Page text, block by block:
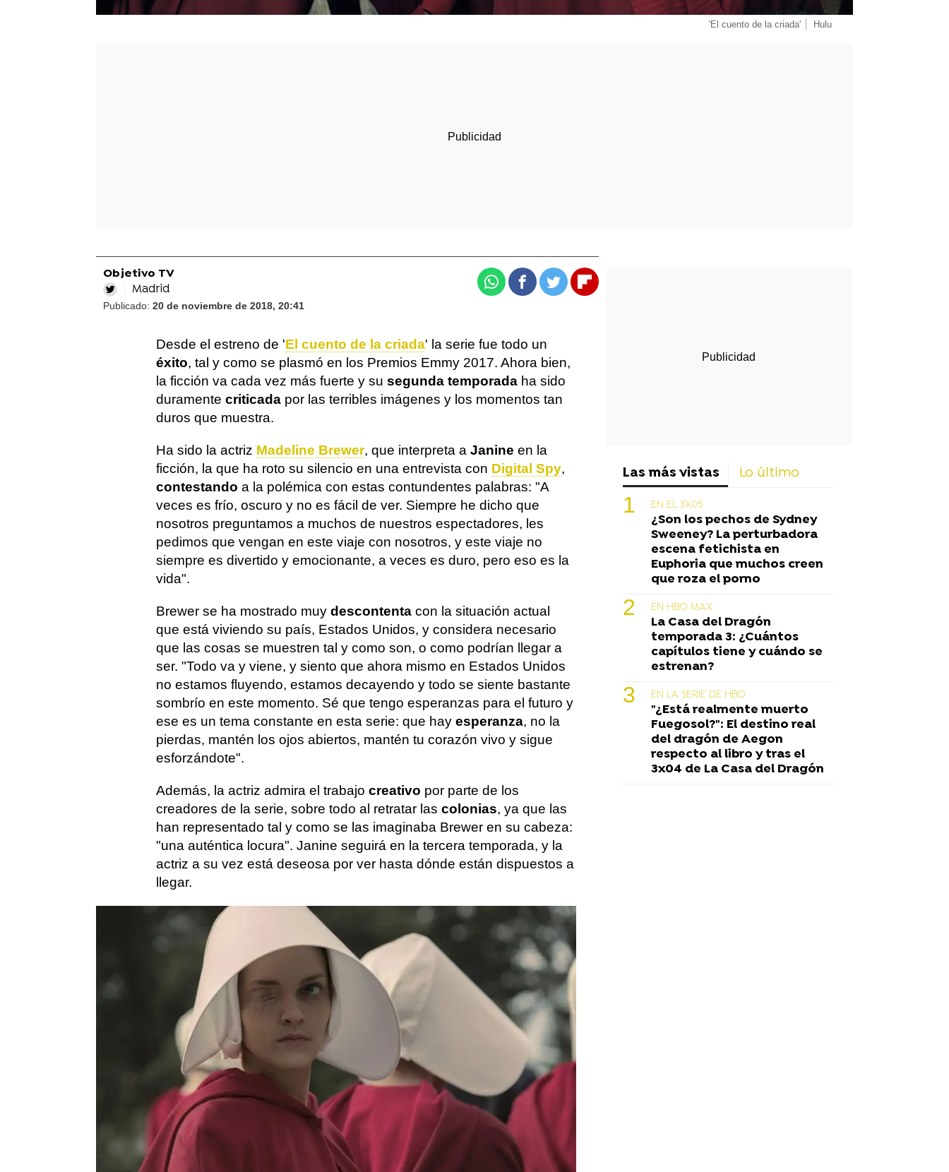
'El cuento de la criada' Hulu
Objetivo TV
Madrid
Publicado: 20 de noviembre de 2018, 20:41
WhatsappFacebook
TwitterFlipboard
Desde el estreno de 'El cuento de la criada' la serie fue todo un
éxito, tal y como se plasmó en los Premios Emmy 2017. Ahora bien,
la ficción va cada vez más fuerte y su segunda temporada ha sido
duramente criticada por las terribles imágenes y los momentos tan
duros que muestra.
Ha sido la actriz Madeline Brewer, que interpreta a Janine en la
ficción, la que ha roto su silencio en una entrevista con Digital Spy,
contestando a la polémica con estas contundentes palabras: "A
veces es frío, oscuro y no es fácil de ver. Siempre he dicho que
nosotros preguntamos a muchos de nuestros espectadores, les
pedimos que vengan en este viaje con nosotros, y este viaje no
siempre es divertido y emocionante, a veces es duro, pero eso es la
vida".
Brewer se ha mostrado muy descontenta con la situación actual
que está viviendo su país, Estados Unidos, y considera necesario
que las cosas se muestren tal y como son, o como podrían llegar a
ser. "Todo va y viene, y siento que ahora mismo en Estados Unidos
no estamos fluyendo, estamos decayendo y todo se siente bastante
sombrío en este momento. Sé que tengo esperanzas para el futuro y
ese es un tema constante en esta serie: que hay esperanza, no la
pierdas, mantén los ojos abiertos, mantén tu corazón vivo y sigue
esforzándote".
Además, la actriz admira el trabajo creativo por parte de los
creadores de la serie, sobre todo al retratar las colonias, ya que las
han representado tal y como se las imaginaba Brewer en su cabeza:
"una auténtica locura". Janine seguirá en la tercera temporada, y la
actriz a su vez está deseosa por ver hasta dónde están dispuestos a
llegar.
Las más vistas Lo último
EN EL 3X05
¿Son los pechos de Sydney
Sweeney? La perturbadora
escena fetichista en
Euphoria que muchos creen
que roza el porno
EN HBO MAX
La Casa del Dragón
temporada 3: ¿Cuántos
capítulos tiene y cuándo se
estrenan?
EN LA SERIE DE HBO
"¿Está realmente muerto
Fuegosol?": El destino real
del dragón de Aegon
respecto al libro y tras el
3x04 de La Casa del Dragón